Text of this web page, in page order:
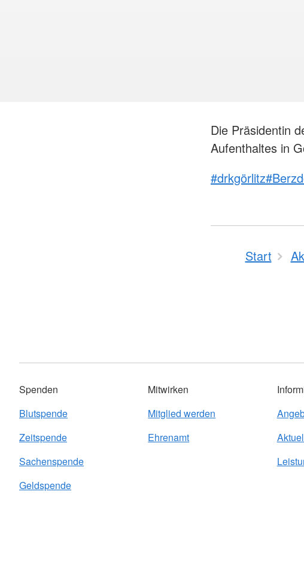
Die Präsidentin
Aufenthaltes in
#drkgörlitz
Start
Spenden
Blutspende
Zeitspende
Sachenspende
Geldspende
Mitwirken
Mitglied werden
Ehrenamt